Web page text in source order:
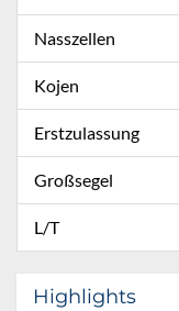
Nasszellen
Kojen
Erstzulassung
Großsegel
L/T
Highlights